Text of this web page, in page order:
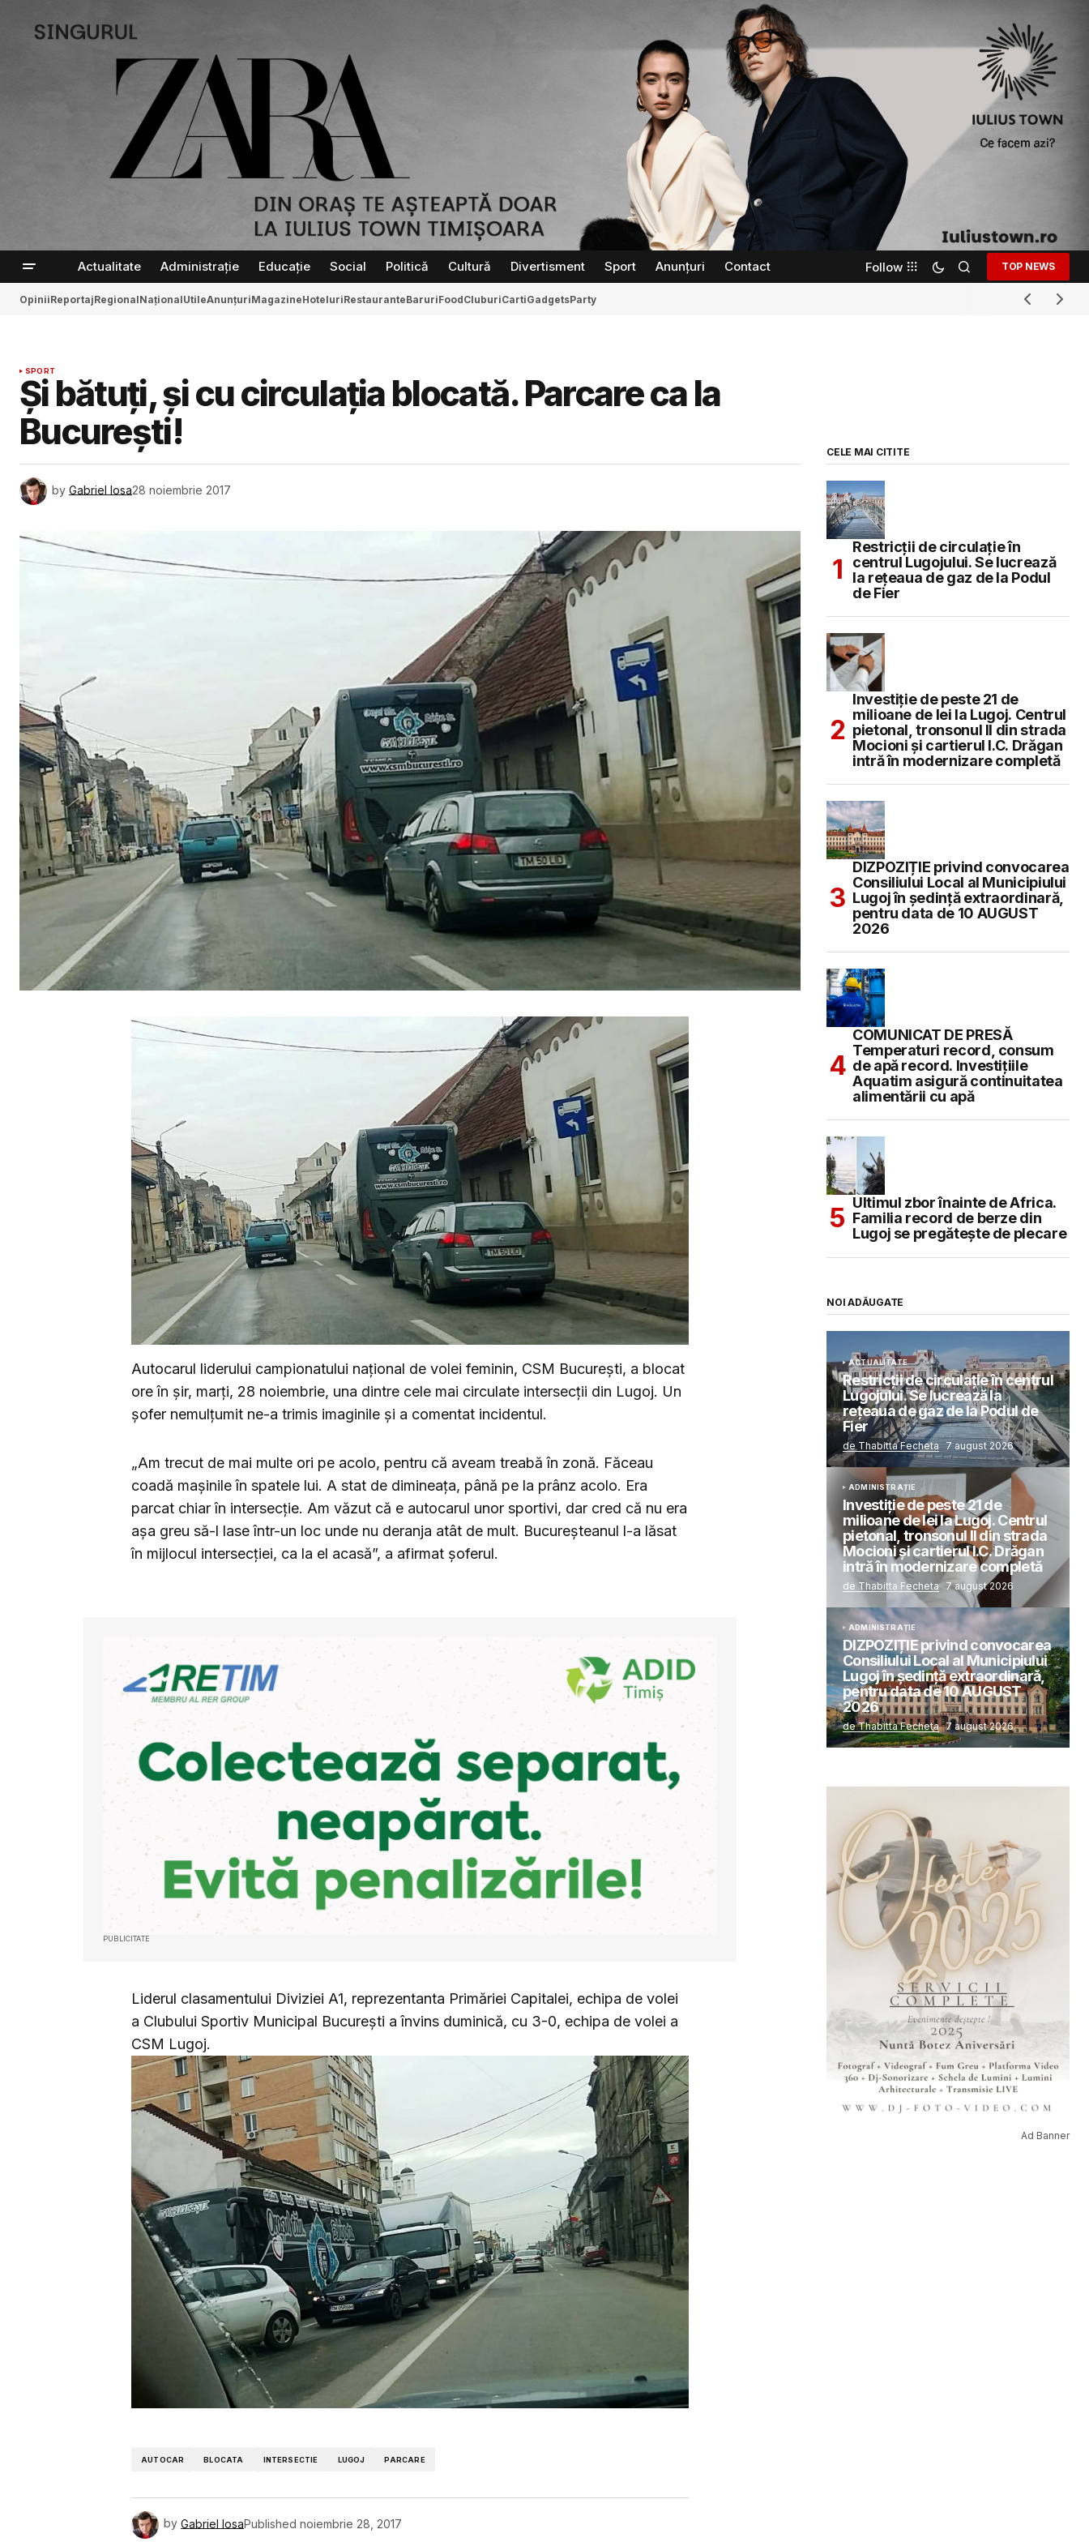
Actualitate Administrație Educație Social Politică Cultură Divertisment Sport Anunțuri Contact Follow TOP NEWS
OpiniiReportajRegionalNaționalUtileAnunțuriMagazineHoteluriRestauranteBaruriFoodCluburiCartiGadgetsParty
SPORT
Și bătuți, și cu circulația blocată. Parcare ca la
București!
by Gabriel Iosa28 noiembrie 2017
Autocarul liderului campionatului național de volei feminin, CSM București, a blocat
ore în șir, marți, 28 noiembrie, una dintre cele mai circulate intersecții din Lugoj. Un
șofer nemulțumit ne-a trimis imaginile și a comentat incidentul.
„Am trecut de mai multe ori pe acolo, pentru că aveam treabă în zonă. Făceau
coadă mașinile în spatele lui. A stat de dimineața, până pe la prânz acolo. Era
parcat chiar în intersecție. Am văzut că e autocarul unor sportivi, dar cred că nu era
așa greu să-l lase într-un loc unde nu deranja atât de mult. Bucureșteanul l-a lăsat
în mijlocul intersecției, ca la el acasă”, a afirmat șoferul.
PUBLICITATE
Liderul clasamentului Diviziei A1, reprezentanta Primăriei Capitalei, echipa de volei
a Clubului Sportiv Municipal Bucureşti a învins duminică, cu 3-0, echipa de volei a
CSM Lugoj.
AUTOCAR BLOCATA INTERSECTIE LUGOJ PARCARE
by Gabriel IosaPublished noiembrie 28, 2017
CELE MAI CITITE
Restricții de circulație în
centrul Lugojului. Se lucrează
la rețeaua de gaz de la Podul
de Fier
Investiție de peste 21 de
milioane de lei la Lugoj. Centrul
pietonal, tronsonul II din strada
Mocioni și cartierul I.C. Drăgan
intră în modernizare completă
DIZPOZIȚIE privind convocarea
Consiliului Local al Municipiului
Lugoj în şedinţă extraordinară,
pentru data de 10 AUGUST
2026
COMUNICAT DE PRESĂ
Temperaturi record, consum
de apă record. Investițiile
Aquatim asigură continuitatea
alimentării cu apă
Ultimul zbor înainte de Africa.
Familia record de berze din
Lugoj se pregătește de plecare
NOI ADĂUGATE
ACTUALITATE
Restricții de circulație în centrul
Lugojului. Se lucrează la
rețeaua de gaz de la Podul de
Fier
de Thabitta Fecheta 7 august 2026
ADMINISTRAȚIE
Investiție de peste 21 de
milioane de lei la Lugoj. Centrul
pietonal, tronsonul II din strada
Mocioni și cartierul I.C. Drăgan
intră în modernizare completă
de Thabitta Fecheta 7 august 2026
ADMINISTRAȚIE
DIZPOZIȚIE privind convocarea
Consiliului Local al Municipiului
Lugoj în şedinţă extraordinară,
pentru data de 10 AUGUST
2026
de Thabitta Fecheta 7 august 2026
Ad Banner